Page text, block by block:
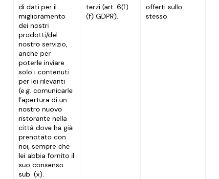
di dati per il
miglioramento
dei nostri
prodotti/del
nostro servizio,
anche per
poterle inviare
solo i contenuti
per lei rilevanti
(e.g. comunicarle
l’apertura di un
nostro nuovo
ristorante nella
città dove ha già
prenotato con
noi, sempre che
lei abbia fornito il
suo consenso
sub. (x).
terzi (art. 6(1)
(f) GDPR).
offerti sullo
stesso.